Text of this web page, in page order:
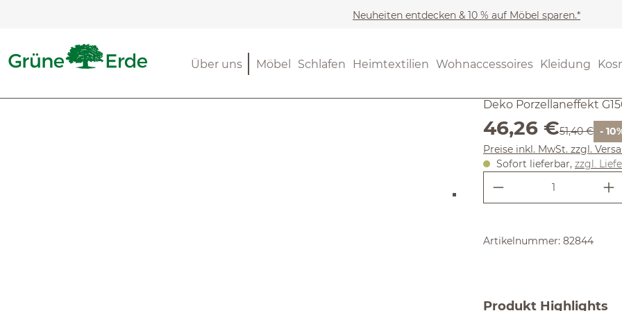
Neuheiten entdecken & 10 % auf Möbel sparen.*
Möbel Schlafen Heimtextilien Wohnaccessoires Kleidung
Über uns Durchschnittliche
LED
Deko Porzellaneffekt
Verkaufspreis:
46,26 €Regulärer
51,40 € -
Preise inkl. MwSt. zzgl.
Sofort lieferbar, zzgl.
Produkt
Artikelnummer: 82844
Produkt Highlights